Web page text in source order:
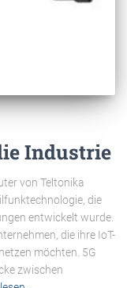
Industrie
von Teltonika
die
entwickelt wurde.
die ihre IoT-
möchten. 5G
zwischen